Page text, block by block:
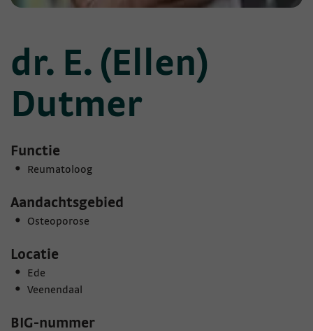
dr. E. (Ellen)
Dutmer
Functie
Reumatoloog
Aandachtsgebied
Osteoporose
Locatie
Ede
Veenendaal
BIG-nummer